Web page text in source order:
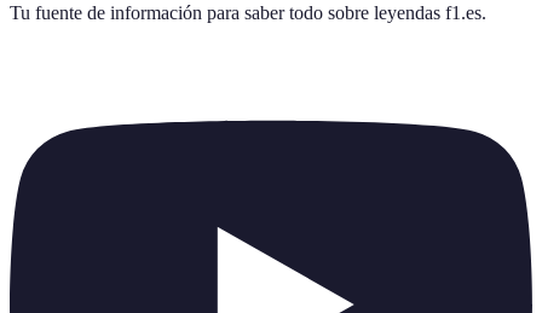
Tu fuente de información para saber todo sobre leyendas f1.es.